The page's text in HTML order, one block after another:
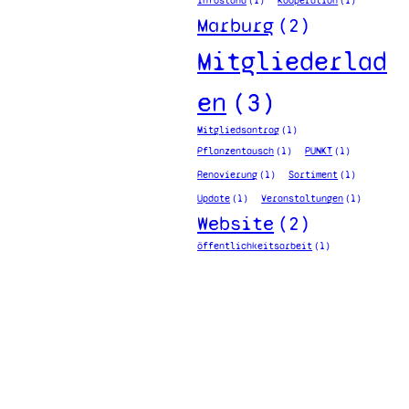
Marburg (2)
Mitgliederlad
en (3)
Mitgliedsantrag (1)
Pflanzentausch (1) PUNKT (1)
Renovierung (1) Sortiment (1)
Update (1) Veranstaltungen (1)
Website (2)
öffentlichkeitsarbeit (1)